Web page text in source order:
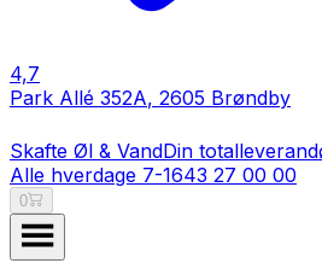
4,7
Park Allé 352A, 2605 Brøndby
Skafte Øl & VandDin
Alle hverdage 7-1643 27 00 00
0